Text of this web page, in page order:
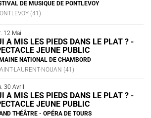
DE MUSIQUE DE PONTLEVOY
(41)
12 Mai
A MIS LES PIEDS DANS LE PLAT ? -
JEUNE PUBLIC
NATIONAL DE CHAMBORD
LAURENT-NOUAN (41)
30 Avril
A MIS LES PIEDS DANS LE PLAT ? -
JEUNE PUBLIC
THÉÂTRE - OPÉRA DE TOURS